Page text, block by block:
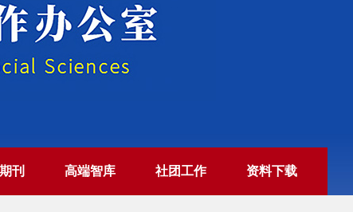
刊 高端智库 社团工作 资料下载